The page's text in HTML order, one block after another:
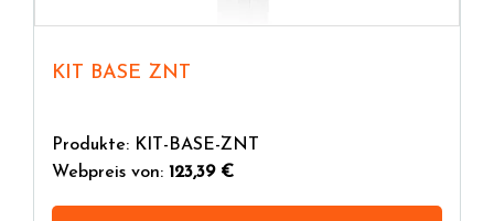
KIT BASE ZNT
Produkte: KIT-BASE-ZNT
Webpreis von: 123,39 €